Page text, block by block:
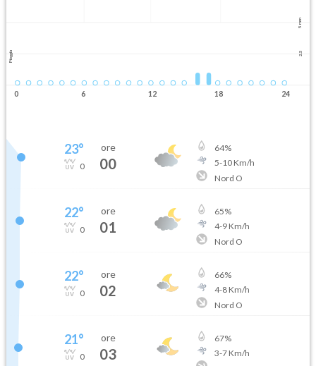
5 mm
2.5
Pioggia
0 6 12 18 24
23°
0
ore
00
64%
5-10Km/h
Nord O
22°
0
ore
01
65%
4-9Km/h
Nord O
22°
0
ore
02
66%
4-8Km/h
Nord O
21°
0
ore
03
67%
3-7Km/h